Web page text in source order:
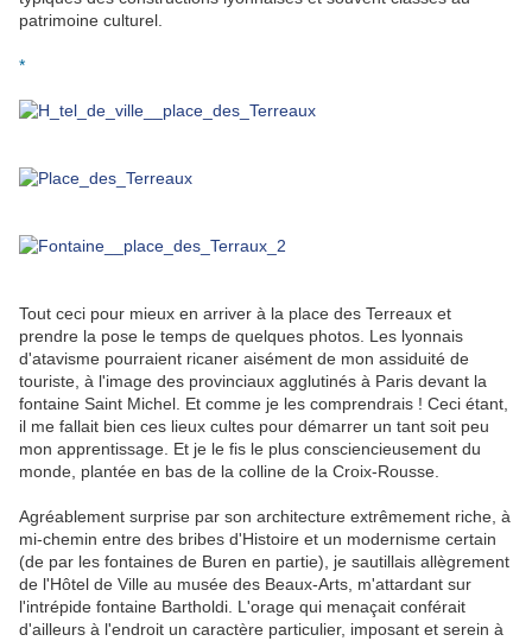
patrimoine culturel.
*
Tout ceci pour mieux en arriver à la place des Terreaux et
prendre la pose le temps de quelques photos. Les lyonnais
d'atavisme pourraient ricaner aisément de mon assiduité de
touriste, à l'image des provinciaux agglutinés à Paris devant la
fontaine Saint Michel. Et comme je les comprendrais ! Ceci étant,
il me fallait bien ces lieux cultes pour démarrer un tant soit peu
mon apprentissage. Et je le fis le plus consciencieusement du
monde, plantée en bas de la colline de la Croix-Rousse.
Agréablement surprise par son architecture extrêmement riche, à
mi-chemin entre des bribes d'Histoire et un modernisme certain
(de par les fontaines de Buren en partie), je sautillais allègrement
de l'Hôtel de Ville au musée des Beaux-Arts, m'attardant sur
l'intrépide fontaine Bartholdi. L'orage qui menaçait conférait
d'ailleurs à l'endroit un caractère particulier, imposant et serein à